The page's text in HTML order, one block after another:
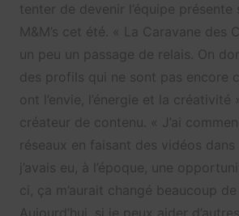
tenter de devenir l’équipe présente
M&M’s cet été. «
La Caravane des
un peu un passage de relais. On
des profils qui ne sont pas encore
ont l’envie, l’énergie et la créativité
créateur de contenu. « J’ai
réseaux en faisant des vidéos dans
j’avais eu, à l’époque, une
ci, ça m’aurait changé beaucoup de